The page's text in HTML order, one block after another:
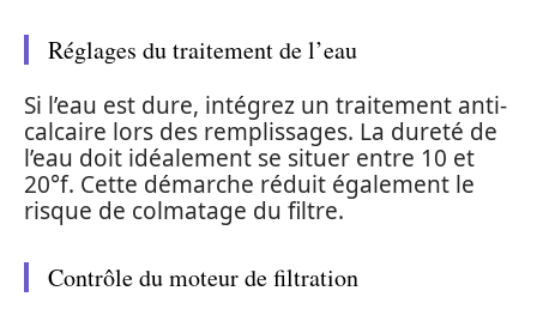
Réglages du traitement de l’eau
Si l’eau est dure, intégrez un traitement anti-
calcaire lors des remplissages. La dureté de
l’eau doit idéalement se situer entre 10 et
20°f. Cette démarche réduit également le
risque de colmatage du filtre.
Contrôle du moteur de filtration